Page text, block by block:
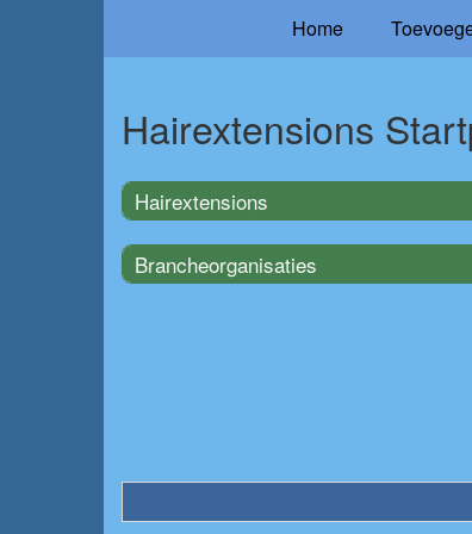
Home
Hairextensions
Hairextensions
Brancheorganisaties